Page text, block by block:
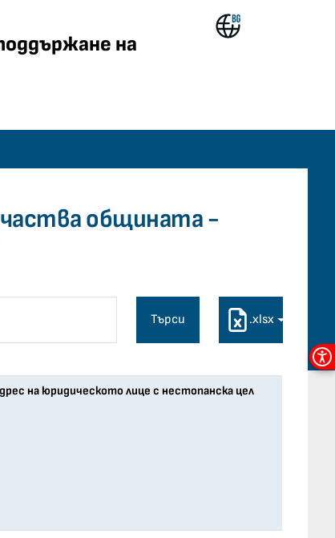
и поддържане на
на
общината -
Търси .xlsx
на юридическото лице с нестопанска цел